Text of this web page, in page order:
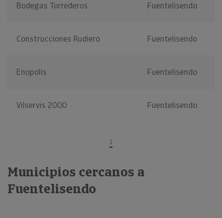
Bodegas Torrederos Fuentelisendo
Construcciones Rudiero Fuentelisendo
Enopolis Fuentelisendo
Vilservis 2000 Fuentelisendo
1
Municipios cercanos a
Fuentelisendo